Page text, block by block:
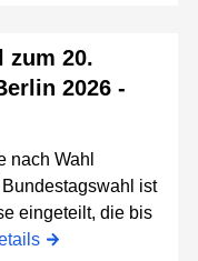
zum 20.
2026 -
nach Wahl
ist
eingeteilt, die bis